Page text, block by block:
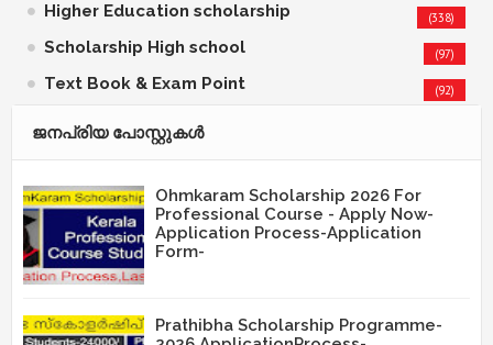
Higher Education scholarship (338)
Scholarship High school (97)
Text Book & Exam Point (92)
ജനപ്രിയ പോസ്റ്റുകള്‍‌
Ohmkaram Scholarship 2026 For
Professional Course - Apply Now-
Application Process-Application
Form-
Prathibha Scholarship Programme-